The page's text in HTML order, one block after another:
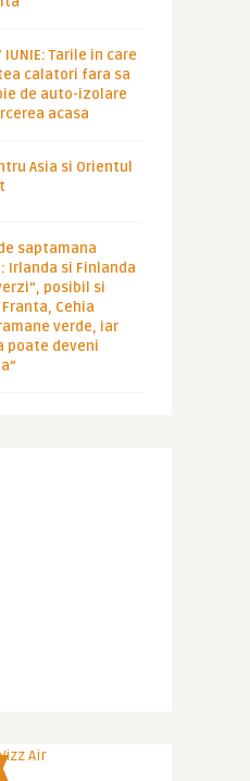
IUNIE: Tarile in care
calatori fara sa
de auto-izolare
acasa
Asia si Orientul
saptamana
Irlanda si Finlanda
posibil si
Cehia
verde, iar
poate deveni